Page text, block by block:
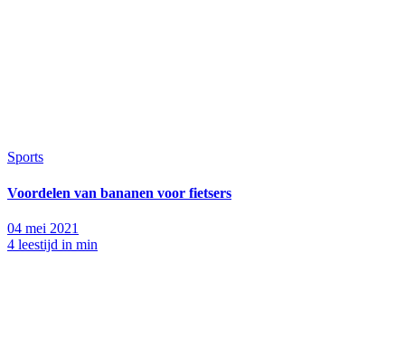
Sports
Voordelen van bananen voor fietsers
04 mei 2021
4 leestijd in min